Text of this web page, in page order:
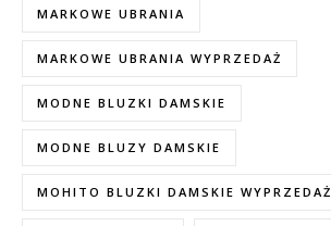
MARKOWE UBRANIA
MARKOWE UBRANIA WYPRZEDAŻ
MODNE BLUZKI DAMSKIE
MODNE BLUZY DAMSKIE
MOHITO BLUZKI DAMSKIE WYPRZEDAŻ